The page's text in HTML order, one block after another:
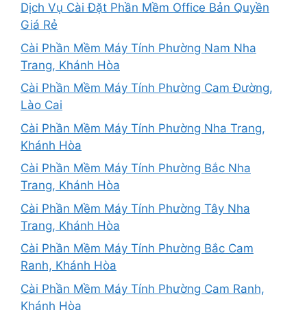
Dịch Vụ Cài Đặt Phần Mềm Office Bản Quyền
Giá Rẻ
Cài Phần Mềm Máy Tính Phường Nam Nha
Trang, Khánh Hòa
Cài Phần Mềm Máy Tính Phường Cam Đường,
Lào Cai
Cài Phần Mềm Máy Tính Phường Nha Trang,
Khánh Hòa
Cài Phần Mềm Máy Tính Phường Bắc Nha
Trang, Khánh Hòa
Cài Phần Mềm Máy Tính Phường Tây Nha
Trang, Khánh Hòa
Cài Phần Mềm Máy Tính Phường Bắc Cam
Ranh, Khánh Hòa
Cài Phần Mềm Máy Tính Phường Cam Ranh,
Khánh Hòa